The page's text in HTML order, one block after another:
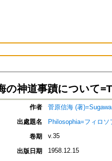
の神道事蹟について
作者
菅原信海 (著
出處題名
Philosophia=フィロソ
卷期
v.35
出版日期 1958.12.15